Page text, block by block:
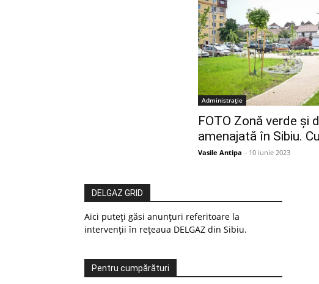
Administrație
FOTO Zonă verde și
amenajată în Sibiu.
Vasile Antipa - 10 iunie 2023
DELGAZ GRID
Aici puteți găsi anunțuri referitoare la
intervenții în rețeaua DELGAZ din Sibiu.
Pentru cumpărături